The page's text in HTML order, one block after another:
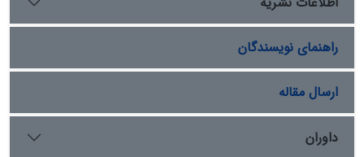
ضریب اثر تثبیت­کنندگی (21/0) اختلاف معنی­داری با سایر مالچ­
ها از خود نشان داد. در تپة مالچ­پاشی­شده با مالچ بیولوژیک،
به­دلیل تشکیل سلة محکم در مقابل فرسایش، برداشت ماسه
تقریباً متوقف شده و تپه کاملاً تثبیت شده است. از بین مالچ­
های مورد بررسی، تنها مالچ بیولوژیک کارایی مناسب­تری داشت.
راهنمای نویسندگان
ارسال مقاله
داوران